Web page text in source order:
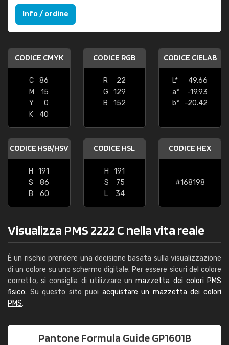
Info / ordine
CODICE CMYK
C
86
M
15
Y
0
K
40
CODICE RGB
R
22
G
129
B
152
CODICE CIELAB
L*
49.66
a*
-19.93
b*
-20.42
CODICE HSB/HSV
H
191
S
86
B
60
CODICE HSL
H
191
S
75
L
34
CODICE HEX
#168198
Visualizza PMS 2222 C nella vita reale
È un rischio prendere una decisione basata sulla visualizzazione
di un colore su uno schermo digitale. Per essere sicuri del colore
corretto, si consiglia di utilizzare unmazzetta dei colori PMS
fisico. Su questo sito puoi acquistare un mazzetta dei colori
PMS.
Pantone Formula Guide GP1601B